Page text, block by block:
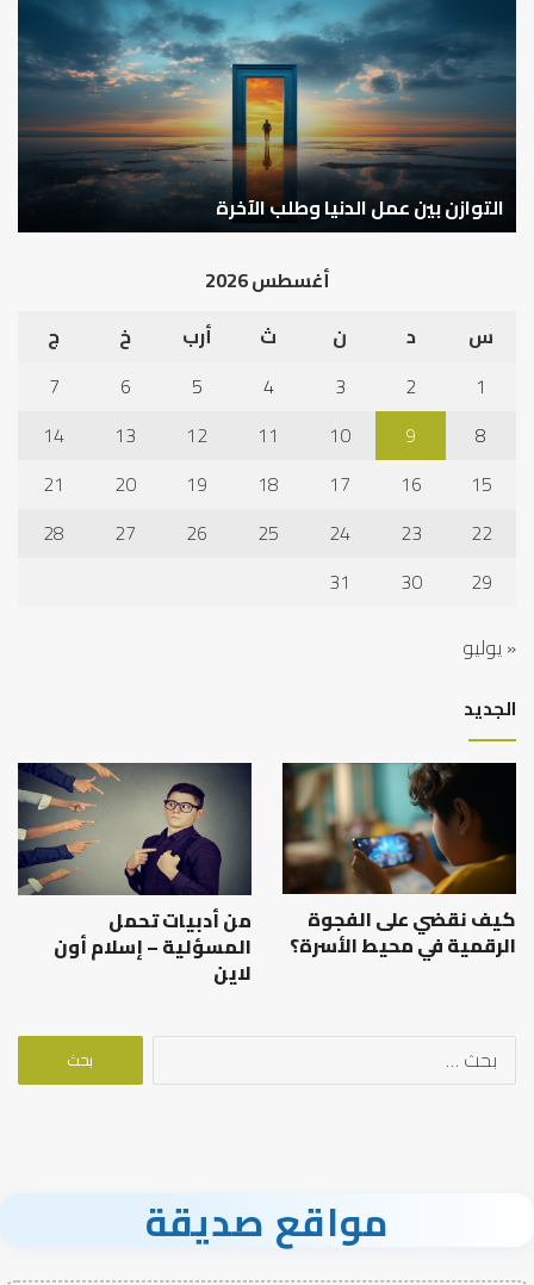
عمل
الدنيا
وطلب
التوازن بين عمل الدنيا وطلب الآخرة
أغسطس 2026
س
د ن ث أرب خ
ج
1
2
3
4
5
6
7
8
9
10
11
12
13
14
15
16
17
18
19
20
21
22
23
24
25
26
27
28
29
30
31
« يوليو
الجديد
كيف نقضي على الفجوة
الرقمية في محيط الأسرة؟
من أدبيات تحمل
المسؤلية – إسلام أون
لاين
البحث
مواقع صديقة